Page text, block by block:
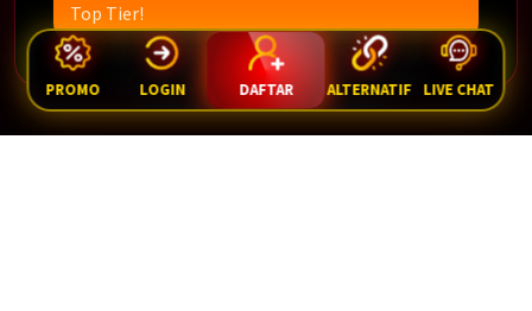
Top Tier!
PROMO LOGIN DAFTAR ALTERNATIF LIVE CHAT